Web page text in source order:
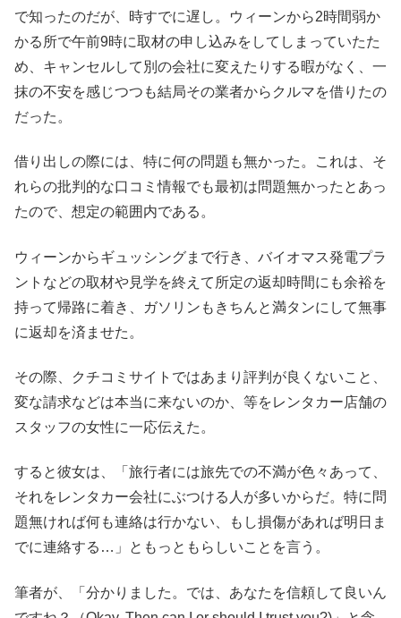
で知ったのだが、時すでに遅し。ウィーンから2時間弱か
かる所で午前9時に取材の申し込みをしてしまっていたた
め、キャンセルして別の会社に変えたりする暇がなく、一
抹の不安を感じつつも結局その業者からクルマを借りたの
だった。
借り出しの際には、特に何の問題も無かった。これは、そ
れらの批判的な口コミ情報でも最初は問題無かったとあっ
たので、想定の範囲内である。
ウィーンからギュッシングまで行き、バイオマス発電プラ
ントなどの取材や見学を終えて所定の返却時間にも余裕を
持って帰路に着き、ガソリンもきちんと満タンにして無事
に返却を済ませた。
その際、クチコミサイトではあまり評判が良くないこと、
変な請求などは本当に来ないのか、等をレンタカー店舗の
スタッフの女性に一応伝えた。
すると彼女は、「旅行者には旅先での不満が色々あって、
それをレンタカー会社にぶつける人が多いからだ。特に問
題無ければ何も連絡は行かない、もし損傷があれば明日ま
でに連絡する…」ともっともらしいことを言う。
筆者が、「分かりました。では、あなたを信頼して良いん